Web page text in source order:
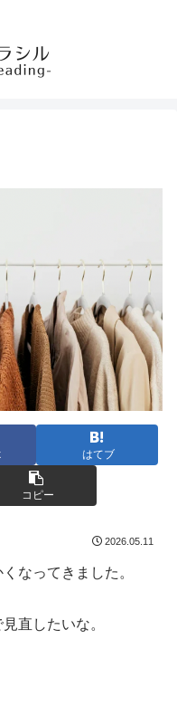
はてブ
コピー
2026.05.11
なってきました。
直したいな。